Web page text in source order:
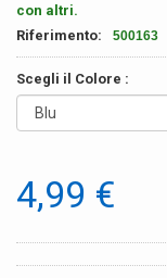
con altri.
Riferimento:
500163
Scegli il Colore :
4,99 €